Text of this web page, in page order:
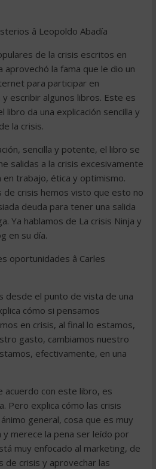
â Leopoldo Abadía
de la crisis escritos en
aprovechó la fama que le dio un
para participar en
escribir algunos libros. Este es
libro da una explicación sencilla y
la crisis.
sencilla y potente, el libro se
salidas a la crisis excesivamente
en trabajo, ética y optimismo.
de crisis hemos visto que esto no
deuda para tener una salida
Ya hablamos de La crisis Ninja y
en su día.
oportunidades â Carles
desde el punto de vista de una
cómo si pensamos
en crisis, al final lo estamos,
gasto, cambiamos nuestro
efectivamente, en una
acuerdo con este libro, es
Pero explica cómo las crisis
general, cosa que es muy
merece la pena ser leído por
muy enfocado al marketing, de
de crisis y aprovechar las